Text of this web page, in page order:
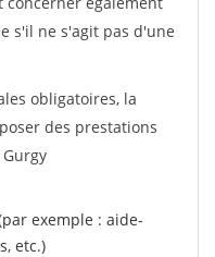
s'il ne s'agit pas d'une
obligatoires, la
des prestations
exemple : aide-
etc.)